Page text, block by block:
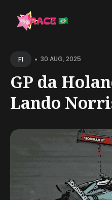
for
F1 • 30 AUG, 2025
GP da
Lando